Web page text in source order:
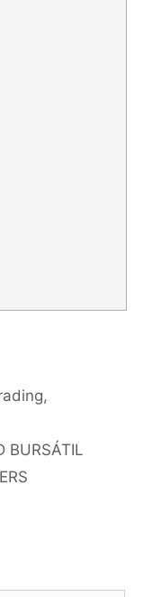
,
BURSÁTIL